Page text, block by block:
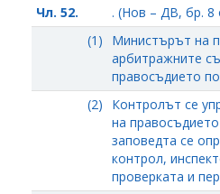
Чл. 52.
. (Нов – ДВ, бр. 8
(1)
Министърът на
арбитражните
правосъдието
(2)
Контролът се
на
заповедта се
контрол,
проверката и